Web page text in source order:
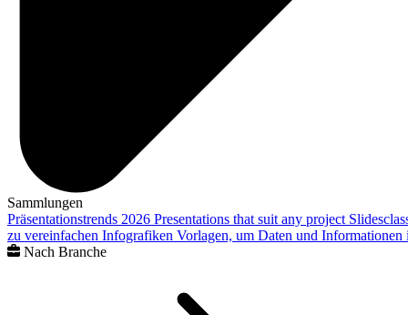
Sammlungen
Präsentationstrends 2026 Presentations that suit any project
zu vereinfachen Infografiken Vorlagen, um Daten und
Nach Branche